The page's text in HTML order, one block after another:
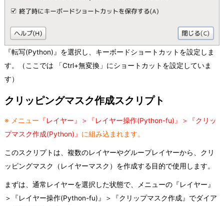
『転写(Python)』を選択し、キーボードショートカットを設定しま
す。（ここでは 「Ctrl+無変換」にショートカットを設定していま
す）
クリッピングマスク作成スクリプト
※ メニュー 『レイヤー』＞『レイヤー操作(Python-fu)』＞『クリッ
プマスク作成(Python)』 に組み込まれます。
このスクリプトは、複数のレイヤーやグループレイヤーから、クリ
ッピングマスク（レイヤーマスク）を作成する目的で使用します。
まずは、通常レイヤーを選択した状態で、メニューの『レイヤー』
＞『レイヤー操作(Python-fu)』＞『クリップマスク作成』でダイア